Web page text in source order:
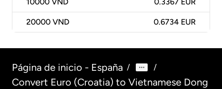
10000 VND 0.3367 EUR
20000 VND 0.6734 EUR
Página de inicio - España / /
Convert Euro (Croatia) to Vietnamese Dong